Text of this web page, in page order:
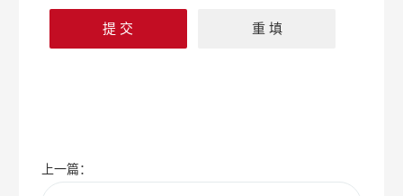
上一篇：